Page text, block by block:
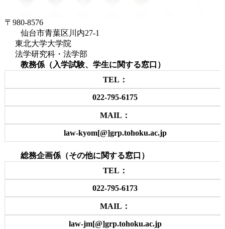
〒980-8576
仙台市青葉区川内27-1
東北大学大学院
法学研究科・法学部
教務係（入学試験、学生に関する窓口）
TEL：
022-795-6175
MAIL：
law-kyom[@]grp.tohoku.ac.jp
総務企画係（その他に関する窓口）
TEL：
022-795-6173
MAIL：
law-jm[@]grp.tohoku.ac.jp